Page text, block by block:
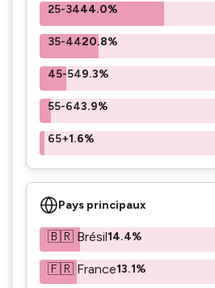
25-3444.0%
35-4420.8%
45-549.3%
55-643.9%
65+1.6%
Pays principaux
🇧🇷 Brésil14.4%
🇫🇷 France13.1%